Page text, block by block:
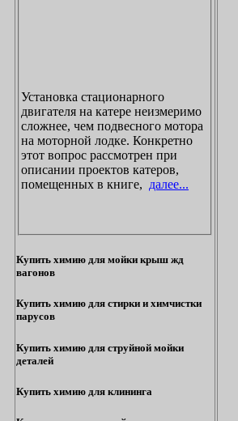
Установка стационарного
двигателя на катере неизмеримо
сложнее, чем подвесного мотора
на моторной лодке. Конкретно
этот вопрос рассмотрен при
описании проектов катеров,
помещенных в книге, далее...
Купить химию для мойки крыш жд
вагонов
Купить химию для стирки и химчистки
парусов
Купить химию для струйной мойки
деталей
Купить химию для клининга